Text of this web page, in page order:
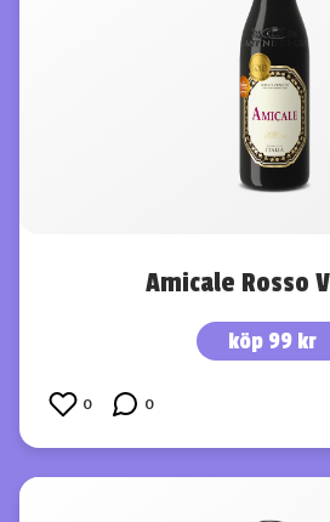
Amicale Rosso
köp 99 kr
0 0